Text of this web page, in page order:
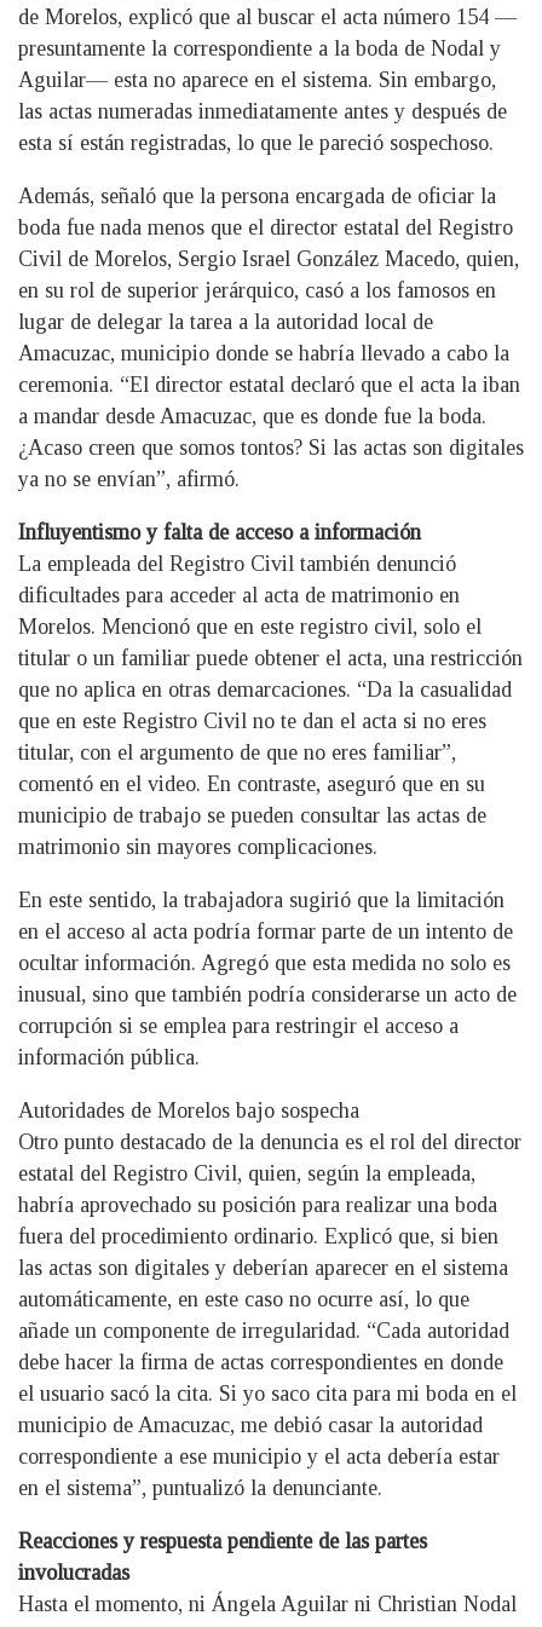
de Morelos, explicó que al buscar el acta número 154 —
presuntamente la correspondiente a la boda de Nodal y
Aguilar— esta no aparece en el sistema. Sin embargo,
las actas numeradas inmediatamente antes y después de
esta sí están registradas, lo que le pareció sospechoso.
Además, señaló que la persona encargada de oficiar la
boda fue nada menos que el director estatal del Registro
Civil de Morelos, Sergio Israel González Macedo, quien,
en su rol de superior jerárquico, casó a los famosos en
lugar de delegar la tarea a la autoridad local de
Amacuzac, municipio donde se habría llevado a cabo la
ceremonia. “El director estatal declaró que el acta la iban
a mandar desde Amacuzac, que es donde fue la boda.
¿Acaso creen que somos tontos? Si las actas son digitales
ya no se envían”, afirmó.
Influyentismo y falta de acceso a información
La empleada del Registro Civil también denunció
dificultades para acceder al acta de matrimonio en
Morelos. Mencionó que en este registro civil, solo el
titular o un familiar puede obtener el acta, una restricción
que no aplica en otras demarcaciones. “Da la casualidad
que en este Registro Civil no te dan el acta si no eres
titular, con el argumento de que no eres familiar”,
comentó en el video. En contraste, aseguró que en su
municipio de trabajo se pueden consultar las actas de
matrimonio sin mayores complicaciones.
En este sentido, la trabajadora sugirió que la limitación
en el acceso al acta podría formar parte de un intento de
ocultar información. Agregó que esta medida no solo es
inusual, sino que también podría considerarse un acto de
corrupción si se emplea para restringir el acceso a
información pública.
Autoridades de Morelos bajo sospecha
Otro punto destacado de la denuncia es el rol del director
estatal del Registro Civil, quien, según la empleada,
habría aprovechado su posición para realizar una boda
fuera del procedimiento ordinario. Explicó que, si bien
las actas son digitales y deberían aparecer en el sistema
automáticamente, en este caso no ocurre así, lo que
añade un componente de irregularidad. “Cada autoridad
debe hacer la firma de actas correspondientes en donde
el usuario sacó la cita. Si yo saco cita para mi boda en el
municipio de Amacuzac, me debió casar la autoridad
correspondiente a ese municipio y el acta debería estar
en el sistema”, puntualizó la denunciante.
Reacciones y respuesta pendiente de las partes
involucradas
Hasta el momento, ni Ángela Aguilar ni Christian Nodal